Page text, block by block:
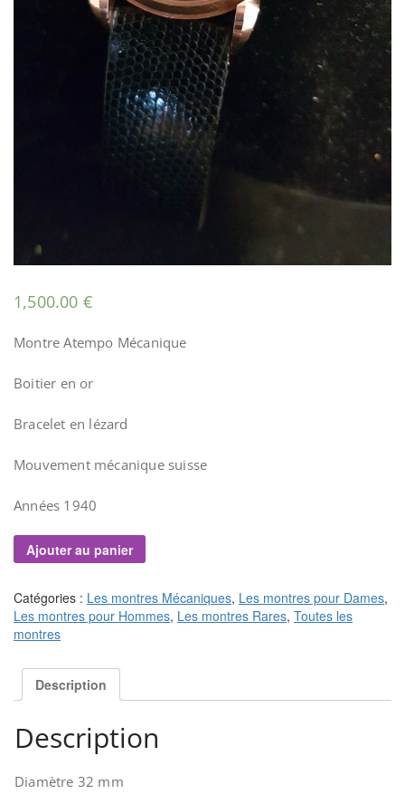
1,500.00 €
Montre Atempo Mécanique
Boitier en or
Bracelet en lézard
Mouvement mécanique suisse
Années 1940
Ajouter au panier
Catégories : Les montres Mécaniques, Les montres pour Dames,
Les montres pour Hommes, Les montres Rares, Toutes les
montres
Description
Description
Diamètre 32 mm